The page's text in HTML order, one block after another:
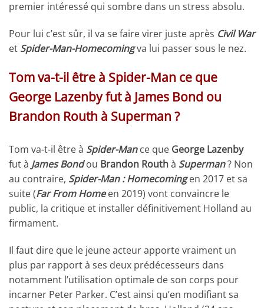
premier intéressé qui sombre dans un stress absolu.
Pour lui c’est sûr, il va se faire virer juste après Civil War
et Spider-Man-Homecomingva lui passer sous le nez.
Tom va-t-il être à Spider-Man ce que
George Lazenby fut à James Bond ou
Brandon Routh à Superman ?
Tom va-t-il être à Spider-Mance que George Lazenby
fut à James Bondou Brandon Routhà Superman? Non
au contraire, Spider-Man : Homecomingen 2017 et sa
suite (Far From Homeen 2019) vont convaincre le
public, la critique et installer définitivement Holland au
firmament.
Il faut dire que le jeune acteur apporte vraiment un
plus par rapport à ses deux prédécesseurs dans
notamment l’utilisation optimale de son corps pour
incarner Peter Parker. C’est ainsi qu’en modifiant sa